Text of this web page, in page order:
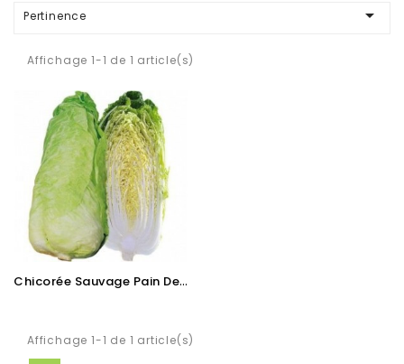
Pertinence 
Affichage 1-1 de 1 article(s)
C
Hicorée Sauvage Pain De Sucre
Affichage 1-1 de 1 article(s)